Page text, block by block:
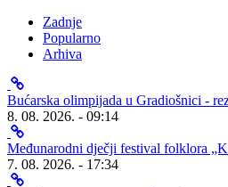
Zadnje
Popularno
Arhiva
Bućarska olimpijada u Gradiošnici -
8. 08. 2026. - 09:14
Međunarodni dječji festival folklora
7. 08. 2026. - 17:34